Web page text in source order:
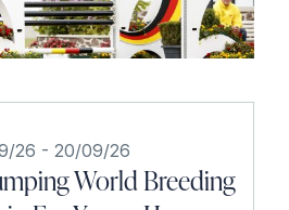
26 - 20/09/26
World Breeding